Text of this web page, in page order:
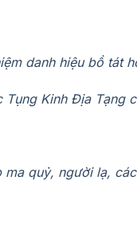
danh hiệu bồ tát
Kinh Địa
quỷ, người lạ,